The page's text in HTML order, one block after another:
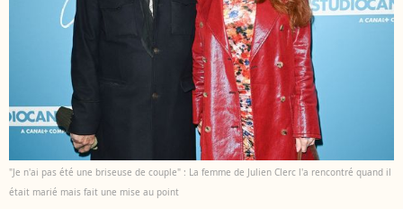
"Je n'ai pas été une briseuse de couple" : La femme de Julien Clerc l'a rencontré quand il
était marié mais fait une mise au point